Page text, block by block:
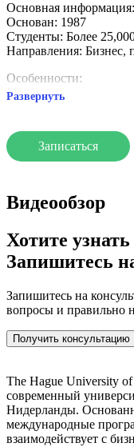
Основная информация:
Основан: 1987
Студенты: Более
Направления: Бизнес,
Особенности:
Международная среда
Сильные связи с
THUAS предлагает
для стажировок, что
студентов со всего
Развернуть
Записаться
Видеообзор
Хотите
Запишитесь
Запишитесь на
вопросы и правильно
Получить консультацию
The Hague University
современный
Нидерланды.
международные
взаимодействует с